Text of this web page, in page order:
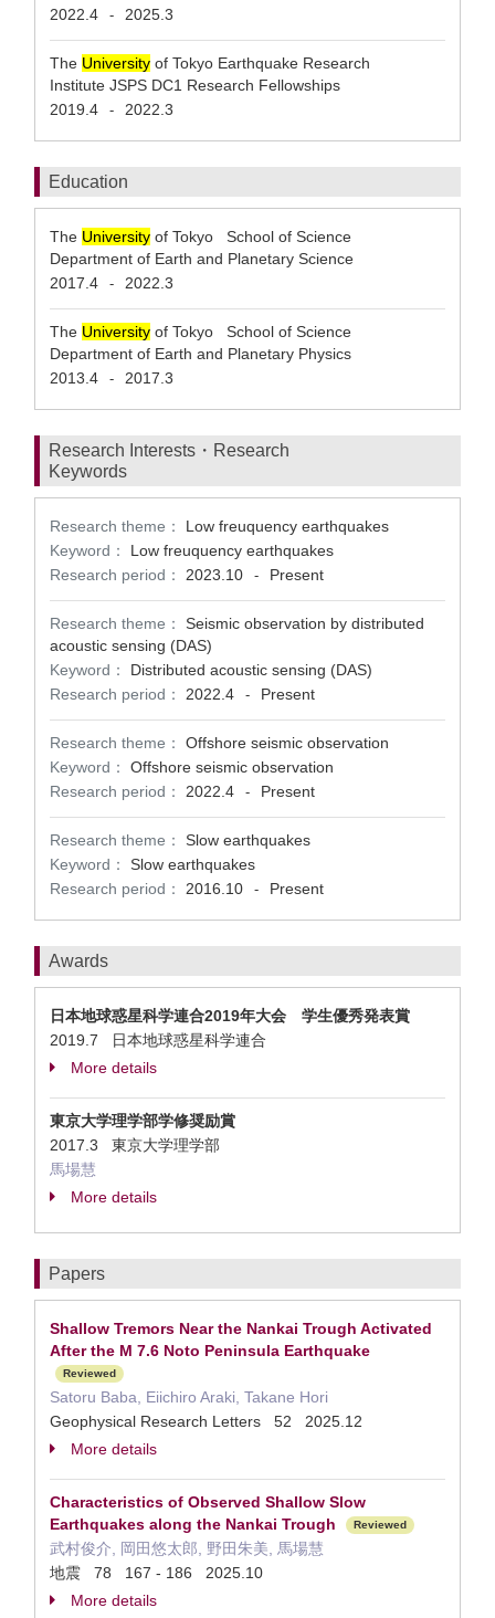
2022.4
- 2025.3
The University of Tokyo Earthquake Research
Institute JSPS DC1 Research Fellowships
2019.4
- 2022.3
Education
The University of Tokyo School of Science
Department of Earth and Planetary Science
2017.4
- 2022.3
The University of Tokyo School of Science
Department of Earth and Planetary Physics
2013.4
- 2017.3
Research Interests・Research
Keywords
Research theme：
Low freuquency earthquakes
Keyword：
Low freuquency earthquakes
Research period：
2023.10 - Present
Research theme：
Seismic observation by distributed
acoustic sensing (DAS)
Keyword：
Distributed acoustic sensing (DAS)
Research period：
2022.4 - Present
Research theme：
Offshore seismic observation
Keyword：
Offshore seismic observation
Research period：
2022.4 - Present
Research theme：
Slow earthquakes
Keyword：
Slow earthquakes
Research period：
2016.10 - Present
Awards
日本地球惑星科学連合2019年大会 学生優秀発表賞
2019.7 日本地球惑星科学連合
More details
東京大学理学部学修奨励賞
2017.3 東京大学理学部
馬場慧
More details
Papers
Shallow Tremors Near the Nankai Trough Activated
After the M 7.6 Noto Peninsula Earthquake
Reviewed
Satoru Baba, Eiichiro Araki, Takane Hori
Geophysical Research Letters 52 2025.12
More details
Characteristics of Observed Shallow Slow
Earthquakes along the Nankai Trough
Reviewed
武村俊介, 岡田悠太郎, 野田朱美, 馬場慧
地震 78 167 - 186 2025.10
More details